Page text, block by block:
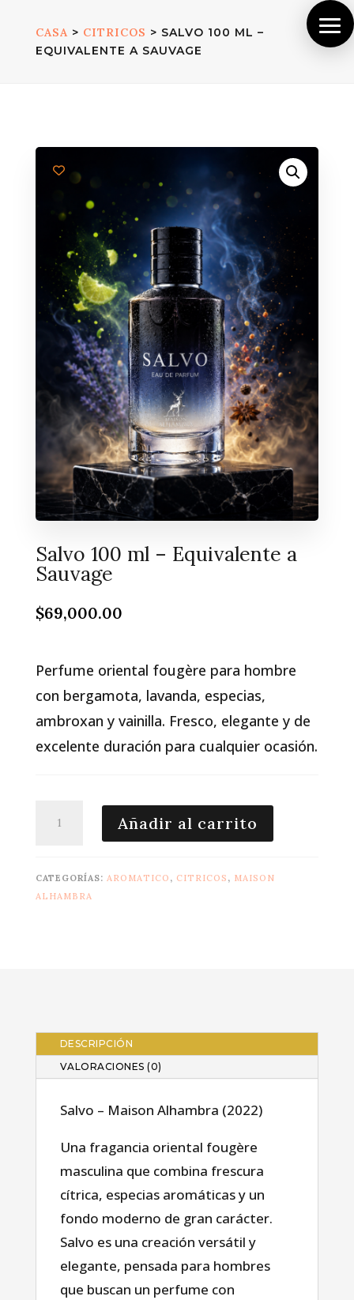
CASA > CITRICOS > SALVO 100 ML –
EQUIVALENTE A SAUVAGE
Salvo 100 ml – Equivalente a
Sauvage
$69,000.00
Perfume oriental fougère para hombre
con bergamota, lavanda, especias,
ambroxan y vainilla. Fresco, elegante y de
excelente duración para cualquier ocasión.
Equivalente
a
Añadir al carrito
CATEGORÍAS: AROMATICO , CITRICOS , MAISON
ALHAMBRA
DESCRIPCIÓN
VALORACIONES (0)
Salvo – Maison Alhambra (2022)
Una fragancia oriental fougère
masculina que combina frescura
cítrica, especias aromáticas y un
fondo moderno de gran carácter.
Salvo es una creación versátil y
elegante, pensada para hombres
que buscan un perfume con